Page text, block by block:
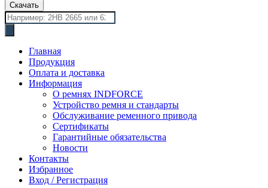
Скачать
Поиск
товаров
Главная
Продукция
Оплата и доставка
Информация
О ремнях INDFORCE
Устройство ремня и стандарты
Обслуживание ременного привода
Сертификаты
Гарантийные обязательства
Новости
Контакты
Избранное
Вход / Регистрация